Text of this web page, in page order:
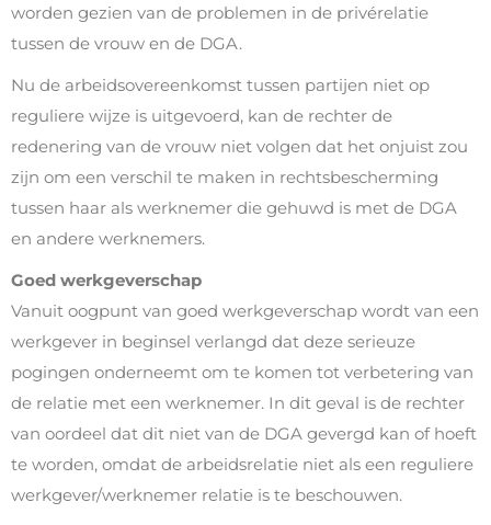
worden gezien van de problemen in de privérelatie
tussen de vrouw en de DGA.
Nu de arbeidsovereenkomst tussen partijen niet op
reguliere wijze is uitgevoerd, kan de rechter de
redenering van de vrouw niet volgen dat het onjuist zou
zijn om een verschil te maken in rechtsbescherming
tussen haar als werknemer die gehuwd is met de DGA
en andere werknemers.
Goed werkgeverschap
Vanuit oogpunt van goed werkgeverschap wordt van een
werkgever in beginsel verlangd dat deze serieuze
pogingen onderneemt om te komen tot verbetering van
de relatie met een werknemer. In dit geval is de rechter
van oordeel dat dit niet van de DGA gevergd kan of hoeft
te worden, omdat de arbeidsrelatie niet als een reguliere
werkgever/werknemer relatie is te beschouwen.